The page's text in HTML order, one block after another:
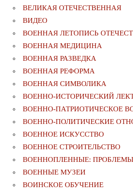
ВЕЛИКАЯ ОТЕЧЕСТВЕННАЯ
ВИДЕО
ВОЕННАЯ ЛЕТОПИСЬ
ВОЕННАЯ МЕДИЦИНА
ВОЕННАЯ РАЗВЕДКА
ВОЕННАЯ РЕФОРМА
ВОЕННАЯ СИМВОЛИКА
ВОЕННО-ИСТОРИЧЕСКИЙ
ВОЕННО-ПАТРИОТИЧЕСКОЕ
ВОЕННО-ПОЛИТИЧЕСКИE
ВОЕННОЕ ИСКУССТВО
ВОЕННОЕ СТРОИТЕЛЬСТВО
ВОЕННОПЛЕННЫЕ:
ВОЕННЫЕ МУЗЕИ
ВОИНСКОЕ ОБУЧЕНИЕ